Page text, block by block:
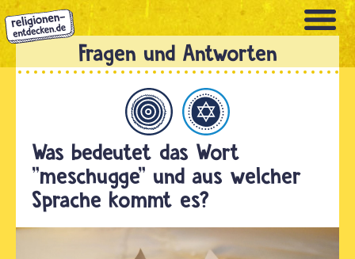
Direkt
zum
Inhalt
Was bedeutet das Wort
"meschugge" und aus welcher
Sprache kommt es?